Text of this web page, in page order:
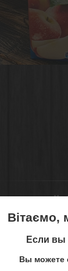
Вітаємо,
Если вы
Вы можете
жаль,